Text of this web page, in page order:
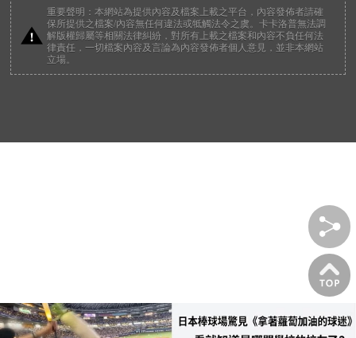
重要聲明：本網站為提供內容及檔案上載之平台，內容發佈者請確
保所提供之檔案/內容無任何違法或牴觸法令之虞。卡卡洛普無法調
解版權歸屬等相關法律糾紛，對所有上載之檔案和內容不負任何法
律責任，一切檔案內容及言論為內容發佈者個人意見，並非本網站
立場。